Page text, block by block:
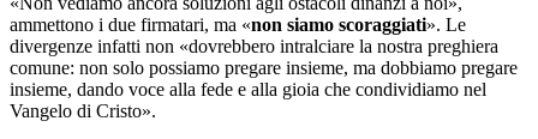
ammettono i due firmatari, ma «non siamo scoraggiati». Le
divergenze infatti non «dovrebbero intralciare la nostra preghiera
comune: non solo possiamo pregare insieme, ma dobbiamo pregare
insieme, dando voce alla fede e alla gioia che condividiamo nel
Vangelo di Cristo».